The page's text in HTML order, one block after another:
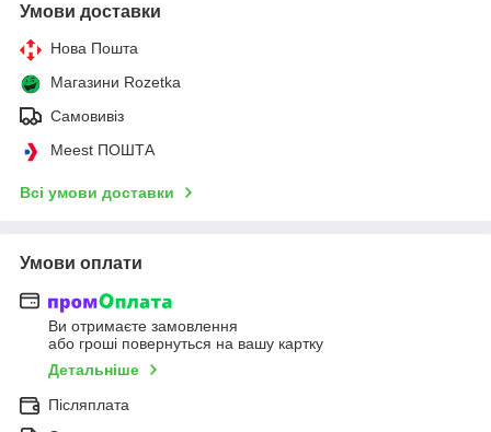
Умови доставки
Нова Пошта
Магазини Rozetka
Самовивіз
Meest ПОШТА
Всі умови доставки
Умови оплати
Ви отримаєте замовлення
або гроші повернуться на вашу картку
Детальніше
Післяплата